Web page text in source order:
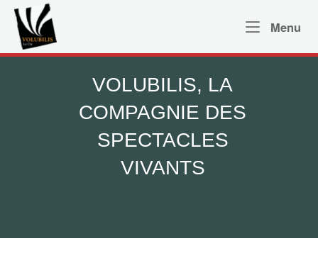
Skip
content
Home
Menu
VOLUBILIS, LA
COMPAGNIE DES
SPECTACLES
VIVANTS